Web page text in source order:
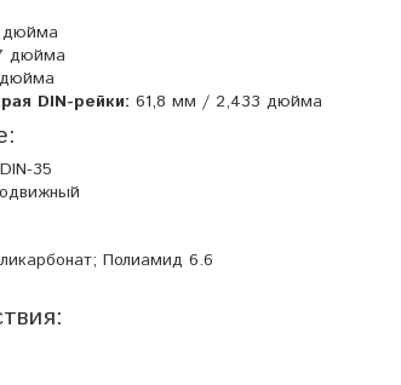
дюйма
DIN-рейки: 61,8 мм / 2,433 дюйма
35
Полиамид 6.6